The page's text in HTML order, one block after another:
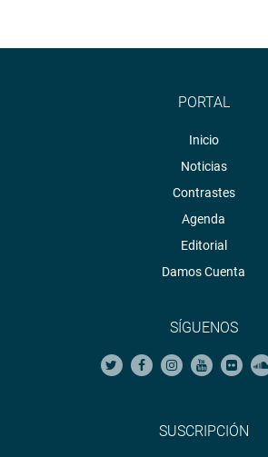
PORTAL
Inicio
Noticias
Contrastes
Agenda
Editorial
Damos Cuenta
SÍGUENOS
SUSCRIPCIÓN